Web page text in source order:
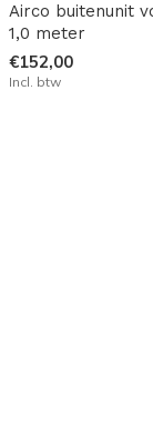
Airco buitenunit
1,0 meter
€152,00
Incl. btw